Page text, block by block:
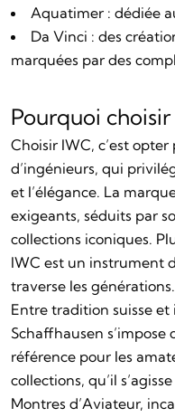
Aquatimer : dédiée
Da Vinci : des
marquées par des
Pourquoi
Choisir IWC, c’est
d’ingénieurs, qui
et l’élégance. La
exigeants, séduits par
collections iconiques.
IWC est un instrument
traverse les générations.
Entre tradition suisse
Schaffhausen
référence pour les
collections, qu’il
Montres d’Aviateur,